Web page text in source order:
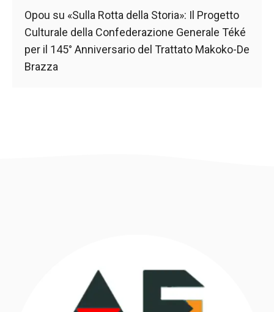
Opou su «Sulla Rotta della Storia»: Il Progetto
Culturale della Confederazione Generale Téké
per il 145° Anniversario del Trattato Makoko-De
Brazza